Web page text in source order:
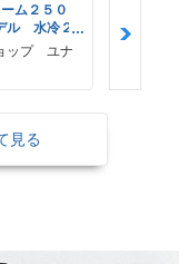
ーム２５０
ル 水冷２
ン ＬＥＤ
ト標準装備
ップ ユナ
見る